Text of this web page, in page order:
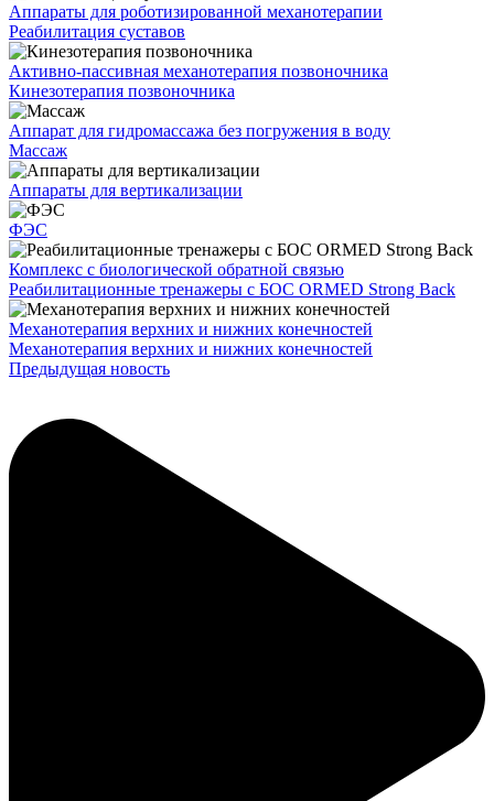
Аппараты для роботизированной механотерапии
Реабилитация суставов
Активно-пассивная механотерапия позвоночника
Кинезотерапия позвоночника
Аппарат для гидромассажа без погружения в воду
Массаж
Аппараты для вертикализации
ФЭС
Комплекс с биологической обратной связью
Реабилитационные тренажеры с БОС ORMED Strong Back
Механотерапия верхних и нижних конечностей
Механотерапия верхних и нижних конечностей
Предыдущая новость